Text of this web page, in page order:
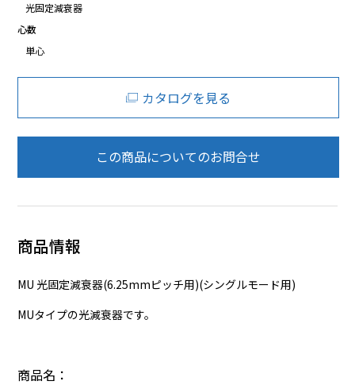
光固定減衰器
心数
単心
カタログを見る
この商品についてのお問合せ
商品情報
MU 光固定減衰器(6.25mmピッチ用)(シングルモード用)
MUタイプの光減衰器です。
商品名：